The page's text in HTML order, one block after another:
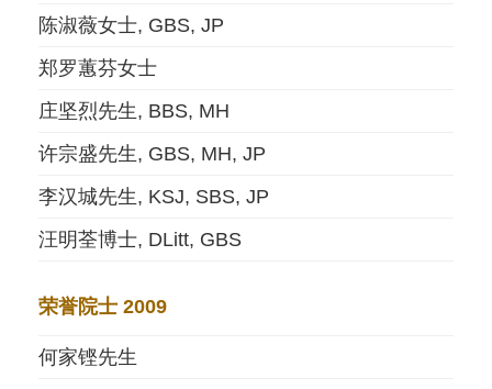
陈淑薇女士, GBS, JP
郑罗蕙芬女士
庄坚烈先生, BBS, MH
许宗盛先生, GBS, MH, JP
李汉城先生, KSJ, SBS, JP
汪明荃博士, DLitt, GBS
荣誉院士 2009
何家铿先生